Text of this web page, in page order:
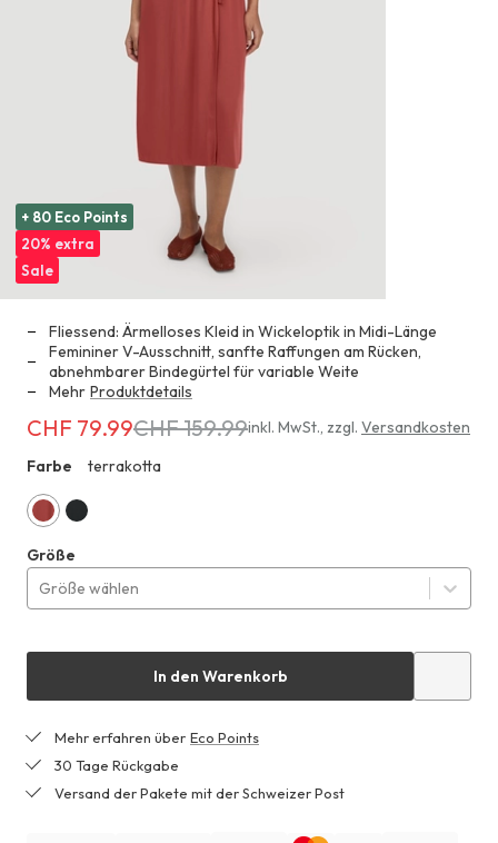
+ 80 Eco Points
20% extra
Sale
Fliessend: Ärmelloses Kleid in Wickeloptik in Midi-Länge
Femininer V-Ausschnitt, sanfte Raffungen am Rücken,
abnehmbarer Bindegürtel für variable Weite
Mehr Produktdetails
Erhältlich
CHF 79.99
anstatt
CHF 159.99
CHF 79.99CHF 159.99inkl. MwSt., zzgl. Versandkosten
Farbe
terrakotta
Größe
Größe wählen
In den Warenkorb
Mehr erfahren über Eco Points
30 Tage Rückgabe
Versand der Pakete mit der Schweizer Post